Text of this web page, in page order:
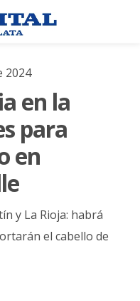
2024
en la
para
en
y La Rioja: habrá
el cabello de